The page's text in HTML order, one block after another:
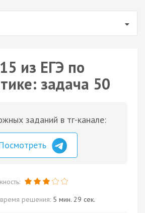
из ЕГЭ по
задача 50
заданий в тг-канале:
решения: 5 мин. 29 сек.